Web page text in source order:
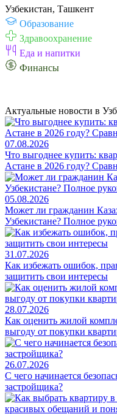
Узбекистан, Ташкент
Образование
Здравоохранение
Еда и напитки
Финансы
Актуальные новости в
07.08.2026
Что выгоднее купить:
Астане в 2026 году?
05.08.2026
Может ли гражданин
Узбекистане? Полное
31.07.2026
Как избежать ошибок,
защитить свои интересы
28.07.2026
Как оценить жилой
выгоду от покупки
26.07.2026
С чего начинается
застройщика?